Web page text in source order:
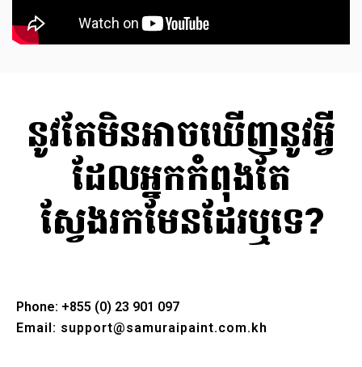
នូវតែមិនអាចឃើញនូវអ្វី
ដែលអ្នកកំពុងតែ
ស្វែងរកមែនដែរឬទេ?
Phone: +855 (0) 23 901 097
Email: support@samuraipaint.com.kh